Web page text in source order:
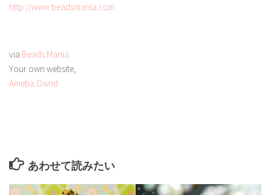
http://www.beadsmania.com
via Beads Mania
Your own website,
Ameba Ownd
あわせて読みたい